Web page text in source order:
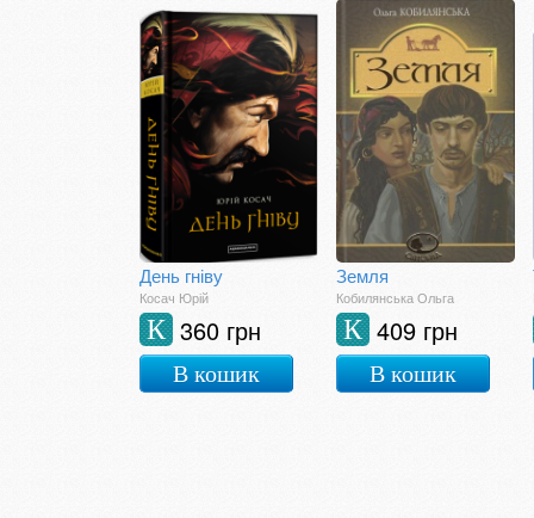
День гніву
Косач Юрій
360 грн
К
В кошик
Земля
Кобилянська Ольга
409 грн
К
В кошик